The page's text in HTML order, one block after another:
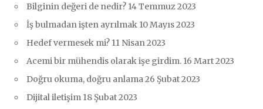
Bilginin değeri de nedir? 14 Temmuz 2023
İş bulmadan işten ayrılmak 10 Mayıs 2023
Hedef vermesek mi? 11 Nisan 2023
Acemi bir mühendis olarak işe girdim. 16 Mart 2023
Doğru okuma, doğru anlama26 Şubat 2023
Dijital iletişim 18 Şubat 2023